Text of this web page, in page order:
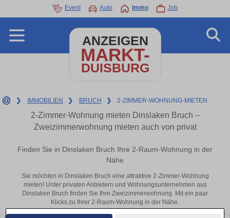
Event Auto Immo Job
ANZEIGEN
MARKT-
DUISBURG
❯ IMMOBILIEN ❯ BRUCH ❯ 2-ZIMMER-WOHNUNG-MIETEN
2-Zimmer-Wohnung mieten Dinslaken Bruch –
Zweizimmerwohnung mieten auch von privat
Finden Sie in Dinslaken Bruch Ihre 2-Raum-Wohnung in der
Nähe
Sie möchten in Dinslaken Bruch eine attraktive 2-Zimmer-Wohnung
mieten! Unter privaten Anbietern und Wohnungsunternehmen aus
Dinslaken Bruch finden Sie Ihre Zweizimmerwohnung. Mit ein paar
Klicks zu Ihrer 2-Raum-Wohnung in der Nähe.